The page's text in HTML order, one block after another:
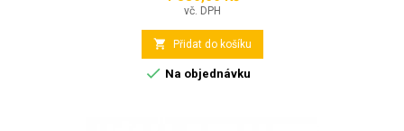
vč. DPH
 Přidat do košíku
 Na objednávku